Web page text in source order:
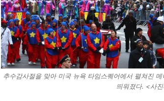
추수감사절을 맞아 미국 뉴욕 타임스퀘어에서 펼쳐진
띄워졌다. <사